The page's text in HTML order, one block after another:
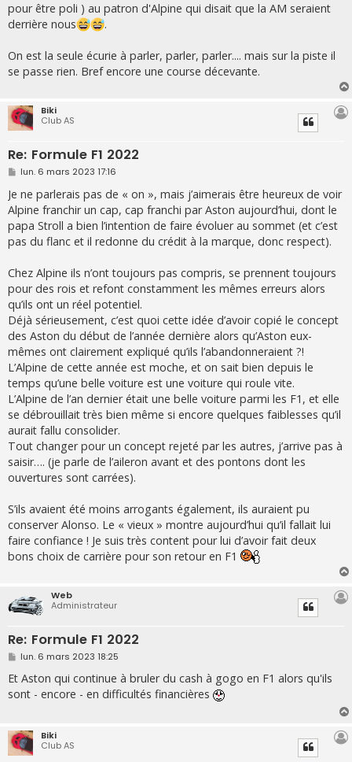
a
g
e
pour être poli ) au patron d'Alpine qui disait que la AM seraient
derrière nous
.
On est la seule écurie à parler, parler, parler.... mais sur la piste il
se passe rien. Bref encore une course décevante.
Biki
Club AS
Re: Formule F1 2022
M
s
s
a
g
e
lun. 6 mars 2023 17:16
Je ne parlerais pas de « on », mais j’aimerais être heureux de voir
Alpine franchir un cap, cap franchi par Aston aujourd’hui, dont le
papa Stroll a bien l’intention de faire évoluer au sommet (et c’est
pas du flanc et il redonne du crédit à la marque, donc respect).
Chez Alpine ils n’ont toujours pas compris, se prennent toujours
pour des rois et refont constamment les mêmes erreurs alors
qu’ils ont un réel potentiel.
Déjà sérieusement, c’est quoi cette idée d’avoir copié le concept
des Aston du début de l’année dernière alors qu’Aston eux-
mêmes ont clairement expliqué qu’ils l’abandonneraient ?!
L’Alpine de cette année est moche, et on sait bien depuis le
temps qu’une belle voiture est une voiture qui roule vite.
L’Alpine de l’an dernier était une belle voiture parmi les F1, et elle
se débrouillait très bien même si encore quelques faiblesses qu’il
aurait fallu consolider.
Tout changer pour un concept rejeté par les autres, j’arrive pas à
saisir…. (je parle de l’aileron avant et des pontons dont les
ouvertures sont carrées).
S’ils avaient été moins arrogants également, ils auraient pu
conserver Alonso. Le « vieux » montre aujourd’hui qu’il fallait lui
faire confiance ! Je suis très content pour lui d’avoir fait deux
bons choix de carrière pour son retour en F1
Web
Administrateur
Re: Formule F1 2022
M
s
s
a
lun. 6 mars 2023 18:25
Et Aston qui continue à bruler du cash à gogo en F1 alors qu'ils
sont - encore - en difficultés financières
Biki
Club AS